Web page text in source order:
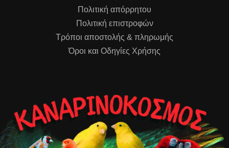
Πολιτική απόρρητου
Πολιτική επιστροφών
Τρόποι αποστολής & πληρωμής
Όροι και Οδηγίες Χρήσης